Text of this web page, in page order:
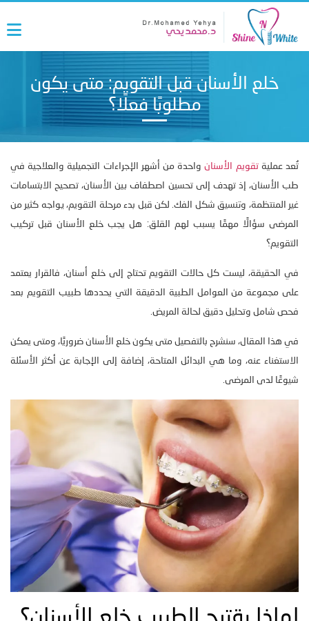
خلع الأسنان قبل التقويم: متى يكون
مطلوبًا فعلًا؟
تُعد عمليةتقويم الأسنانواحدة من أشهر الإجراءات التجميلية والعلاجية في
طب الأسنان، إذ تهدف إلى تحسين اصطفاف بين الأسنان، تصحيح الابتسامات
غير المنتظمة، وتنسيق شكل الفك. لكن قبل بدء مرحلة التقويم، يواجه كثير من
المرضى سؤالًا مهمًا يسبب لهم القلق: هل يجب خلع الأسنان قبل تركيب
التقويم؟
في الحقيقة، ليست كل حالات التقويم تحتاج إلى خلع أسنان، فالقرار يعتمد
على مجموعة من العوامل الطبية الدقيقة التي يحددها طبيب التقويم بعد
فحص شامل وتحليل دقيق لحالة المريض.
في هذا المقال، سنشرح بالتفصيل متى يكون خلع الأسنان ضروريًا، ومتى يمكن
الاستغناء عنه، وما هي البدائل المتاحة، إضافة إلى الإجابة عن أكثر الأسئلة
شيوعًا لدى المرضى.
لماذا يقترح الطبيب خلع الأسنان؟